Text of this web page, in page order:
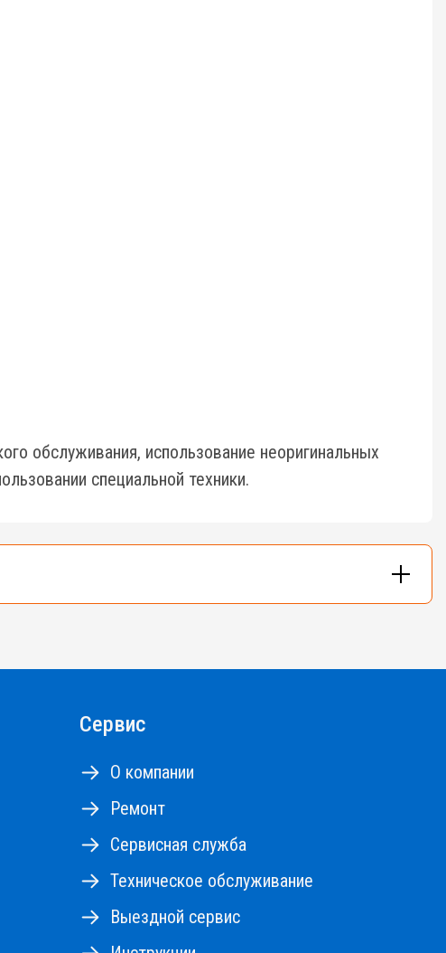
обслуживания, использование неоригинальных
специальной техники.
Сервис
О компании
Ремонт
Сервисная служба
Техническое обслуживание
Выездной сервис